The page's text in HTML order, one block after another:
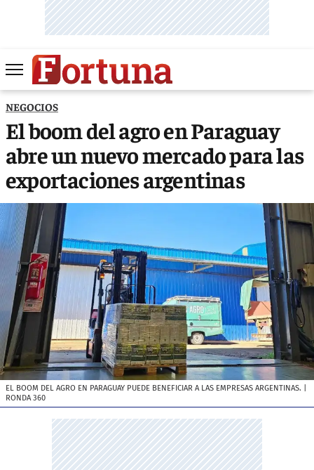
NEGOCIOS
El boom del agro en Paraguay
abre un nuevo mercado para las
exportaciones argentinas
EL BOOM DEL AGRO EN PARAGUAY PUEDE BENEFICIAR A LAS EMPRESAS ARGENTINAS.
RONDA 360